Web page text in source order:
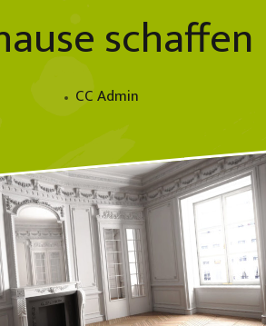
schaffen
CC Admin